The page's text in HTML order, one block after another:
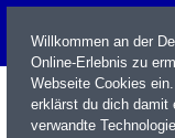
Willkommen an der
Online-Erlebnis zu
Webseite Cookies
erklärst du dich damit
verwandte